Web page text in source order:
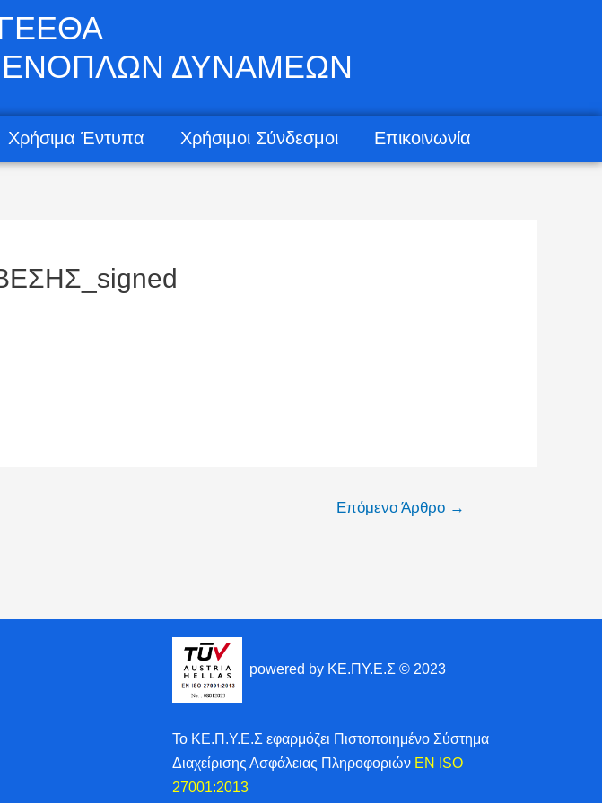
ΓΕΕΘΑ
ΕΝΟΠΛΩΝ ΔΥΝΑΜΕΩΝ
Χρήσιμα Έντυπα Χρήσιμοι Σύνδεσμοι Επικοινωνία
Επόμενο Άρθρο →
powered by ΚΕ.ΠΥ.Ε.Σ © 2023
Το ΚΕ.Π.Υ.Ε.Σ εφαρμόζει Πιστοποιημένο Σύστημα
Διαχείρισης Ασφάλειας Πληροφοριών EN ISO
27001:2013